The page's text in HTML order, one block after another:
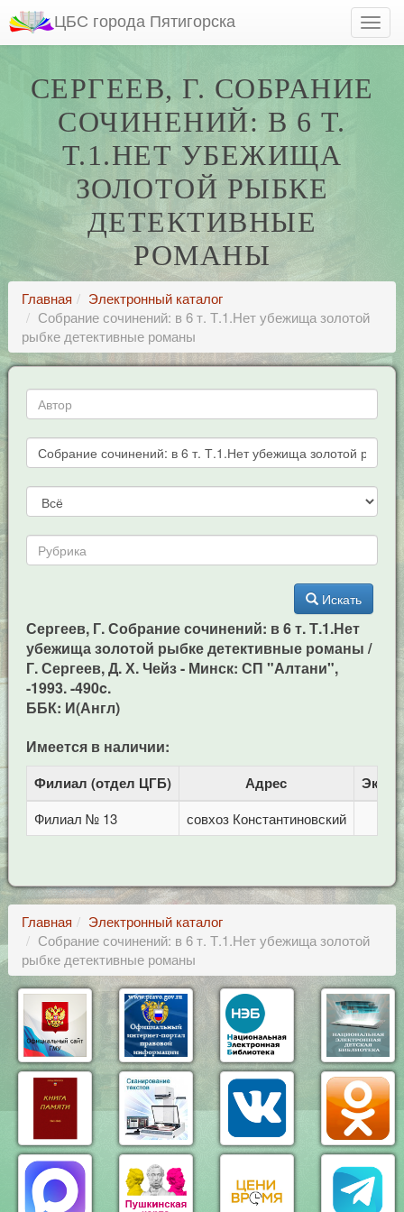
ЦБС города Пятигорска
СЕРГЕЕВ, Г. СОБРАНИЕ
СОЧИНЕНИЙ: В 6 Т.
Т.1.НЕТ УБЕЖИЩА
ЗОЛОТОЙ РЫБКЕ
ДЕТЕКТИВНЫЕ
РОМАНЫ
Главная
Электронный каталог
Собрание сочинений: в 6 т. Т.1.Нет убежища золотой
рыбке детективные романы
Искать
Сергеев, Г. Собрание сочинений: в 6 т. Т.1.Нет
убежища золотой рыбке детективные романы /
Г. Сергеев, Д. Х. Чейз - Минск: СП "Алтани",
-1993. -490c.
ББК: И(Англ)
Имеется в наличии:
Филиал (отдел ЦГБ) Адрес
Филиал № 13 совхоз Константиновский
Главная
Электронный каталог
Собрание сочинений: в 6 т. Т.1.Нет убежища золотой
рыбке детективные романы